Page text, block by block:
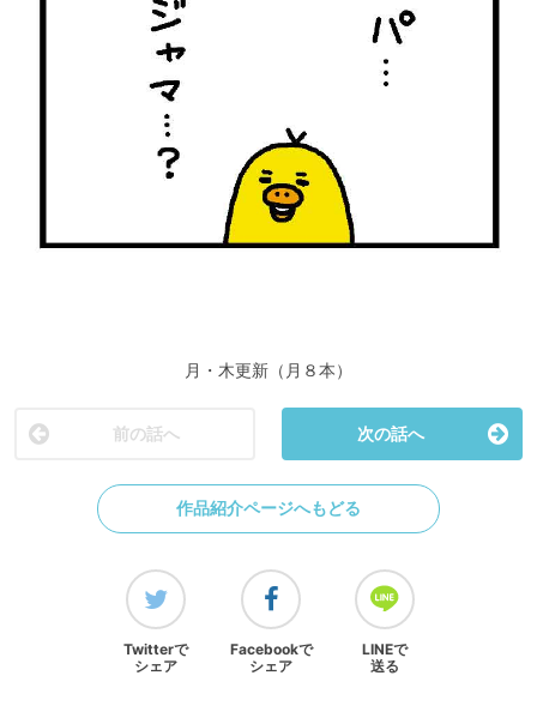
月・木更新（月８本）
前の話へ 次の話へ
作品紹介ページへもどる
Twitterで
シェア
Facebookで
シェア
LINEで
送る